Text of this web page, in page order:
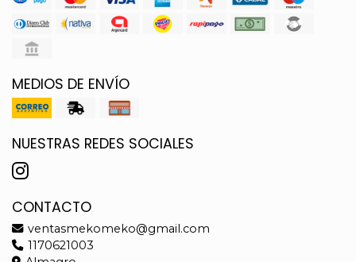
MEDIOS DE ENVÍO
NUESTRAS REDES SOCIALES
CONTACTO
ventasmekomeko@gmail.com
1170621003